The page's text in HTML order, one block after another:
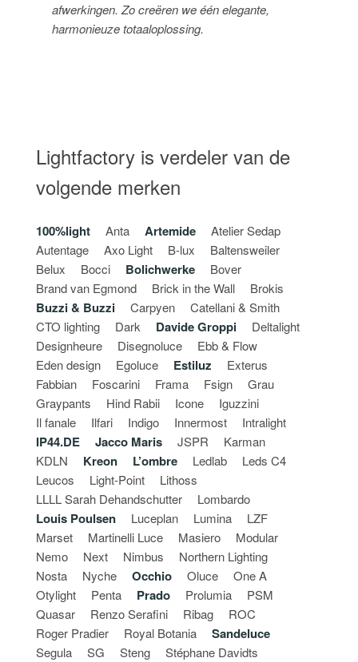
afwerkingen. Zo creëren we één elegante,
harmonieuze totaaloplossing.
Lightfactory is verdeler van de
volgende merken
100%light Anta Artemide
Atelier Sedap
Autentage
Axo Light B-lux
Baltensweiler
Belux
Bocci Bolichwerke
Bover
Brand van Egmond
Brick in the Wall Brokis
Buzzi & Buzzi Carpyen
Catellani & Smith
CTO lighting
Dark Davide Groppi
Deltalight
Designheure
Disegnoluce
Ebb & Flow
Eden design
Egoluce Estiluz
Exterus
Fabbian
Foscarini Frama Fsign
Grau
Graypants
Hind Rabii Icone
Iguzzini
Il fanale
Ilfari Indigo Innermost Intralight
IP44.DE Jacco Maris JSPR
Karman
KDLN
Kreon L’ombre Ledlab
Leds C4
Leucos
Light-Point
Lithoss
LLLL Sarah Dehandschutter
Lombardo
Louis Poulsen Luceplan Lumina
LZF
Marset
Martinelli Luce Masiero
Modular
Nemo
Next Nimbus
Northern Lighting
Nosta
Nyche Occhio Oluce
One A
Otylight
Penta Prado Prolumia
PSM
Quasar
Renzo Serafini Ribag
ROC
Roger Pradier
Royal Botania Sandeluce
Segula SG Steng
Stéphane Davidts